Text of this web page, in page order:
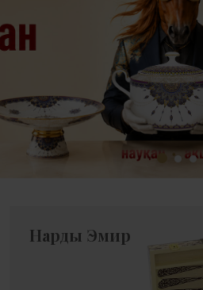
Нарды Эмир